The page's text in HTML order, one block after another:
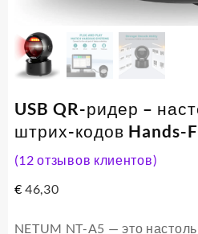
USB QR-ридер –
штрих-кодов Hands-
(12 отзывов клиентов)
€ 46,30
NETUM NT-A5 — это